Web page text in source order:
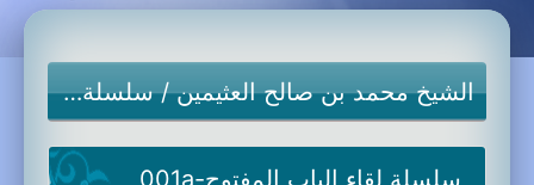
الشيخ محمد بن صالح العثيمين/سلسلة لقاء الباب المفتوح
سلسلة لقاء الباب المفتوح-001a